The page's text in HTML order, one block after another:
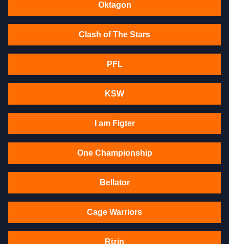
Oktagon
Clash of The Stars
PFL
KSW
I am Figter
One Championship
Bellator
Cage Warriors
Rizin